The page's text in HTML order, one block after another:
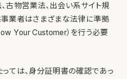
古物営業法、出会い系サイト規
業者はさまざまな法律に準拠
Your Customer）を行う必要
ては、身分証明書の確認であっ